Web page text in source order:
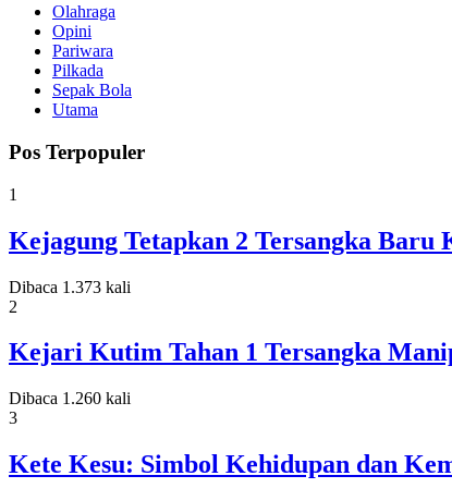
Olahraga
Opini
Pariwara
Pilkada
Sepak Bola
Utama
Pos Terpopuler
1
Kejagung Tetapkan 2 Tersangka
Dibaca 1.373 kali
2
Kejari Kutim Tahan 1 Tersangka
Dibaca 1.260 kali
3
Kete Kesu: Simbol Kehidupan dan